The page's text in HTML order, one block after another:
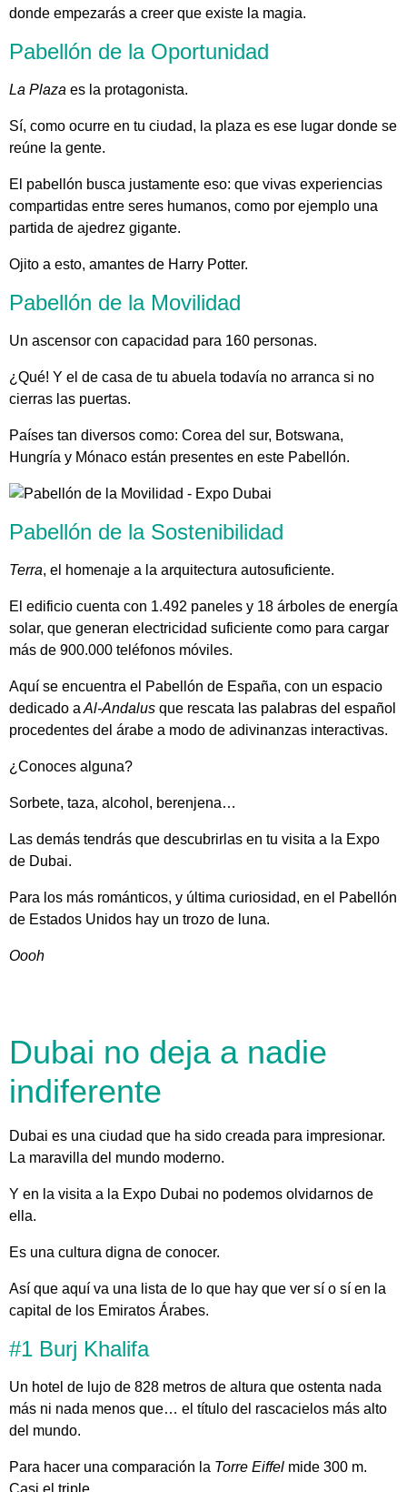
donde empezarás a creer que existe la magia.
Pabellón de la Oportunidad
La Plaza es la protagonista.
Sí, como ocurre en tu ciudad, la plaza es ese lugar donde se
reúne la gente.
El pabellón busca justamente eso: que vivas experiencias
compartidas entre seres humanos, como por ejemplo una
partida de ajedrez gigante.
Ojito a esto, amantes de Harry Potter.
Pabellón de la Movilidad
Un ascensor con capacidad para 160 personas.
¿Qué! Y el de casa de tu abuela todavía no arranca si no
cierras las puertas.
Países tan diversos como: Corea del sur, Botswana,
Hungría y Mónaco están presentes en este Pabellón.
Pabellón de la Sostenibilidad
Terra, el homenaje a la arquitectura autosuficiente.
El edificio cuenta con 1.492 paneles y 18 árboles de energía
solar, que generan electricidad suficiente como para cargar
más de 900.000 teléfonos móviles.
Aquí se encuentra el Pabellón de España, con un espacio
dedicado a Al-Andalus que rescata las palabras del español
procedentes del árabe a modo de adivinanzas interactivas.
¿Conoces alguna?
Sorbete, taza, alcohol, berenjena…
Las demás tendrás que descubrirlas en tu visita a la Expo
de Dubai.
Para los más románticos, y última curiosidad, en el Pabellón
de Estados Unidos hay un trozo de luna.
Oooh
Dubai no deja a nadie
indiferente
Dubai es una ciudad que ha sido creada para impresionar.
La maravilla del mundo moderno.
Y en la visita a la Expo Dubai no podemos olvidarnos de
ella.
Es una cultura digna de conocer.
Así que aquí va una lista de lo que hay que ver sí o sí en la
capital de los Emiratos Árabes.
#1 Burj Khalifa
Un hotel de lujo de 828 metros de altura que ostenta nada
más ni nada menos que… el título del rascacielos más alto
del mundo.
Para hacer una comparación la Torre Eiffel mide 300 m.
Casi el triple.